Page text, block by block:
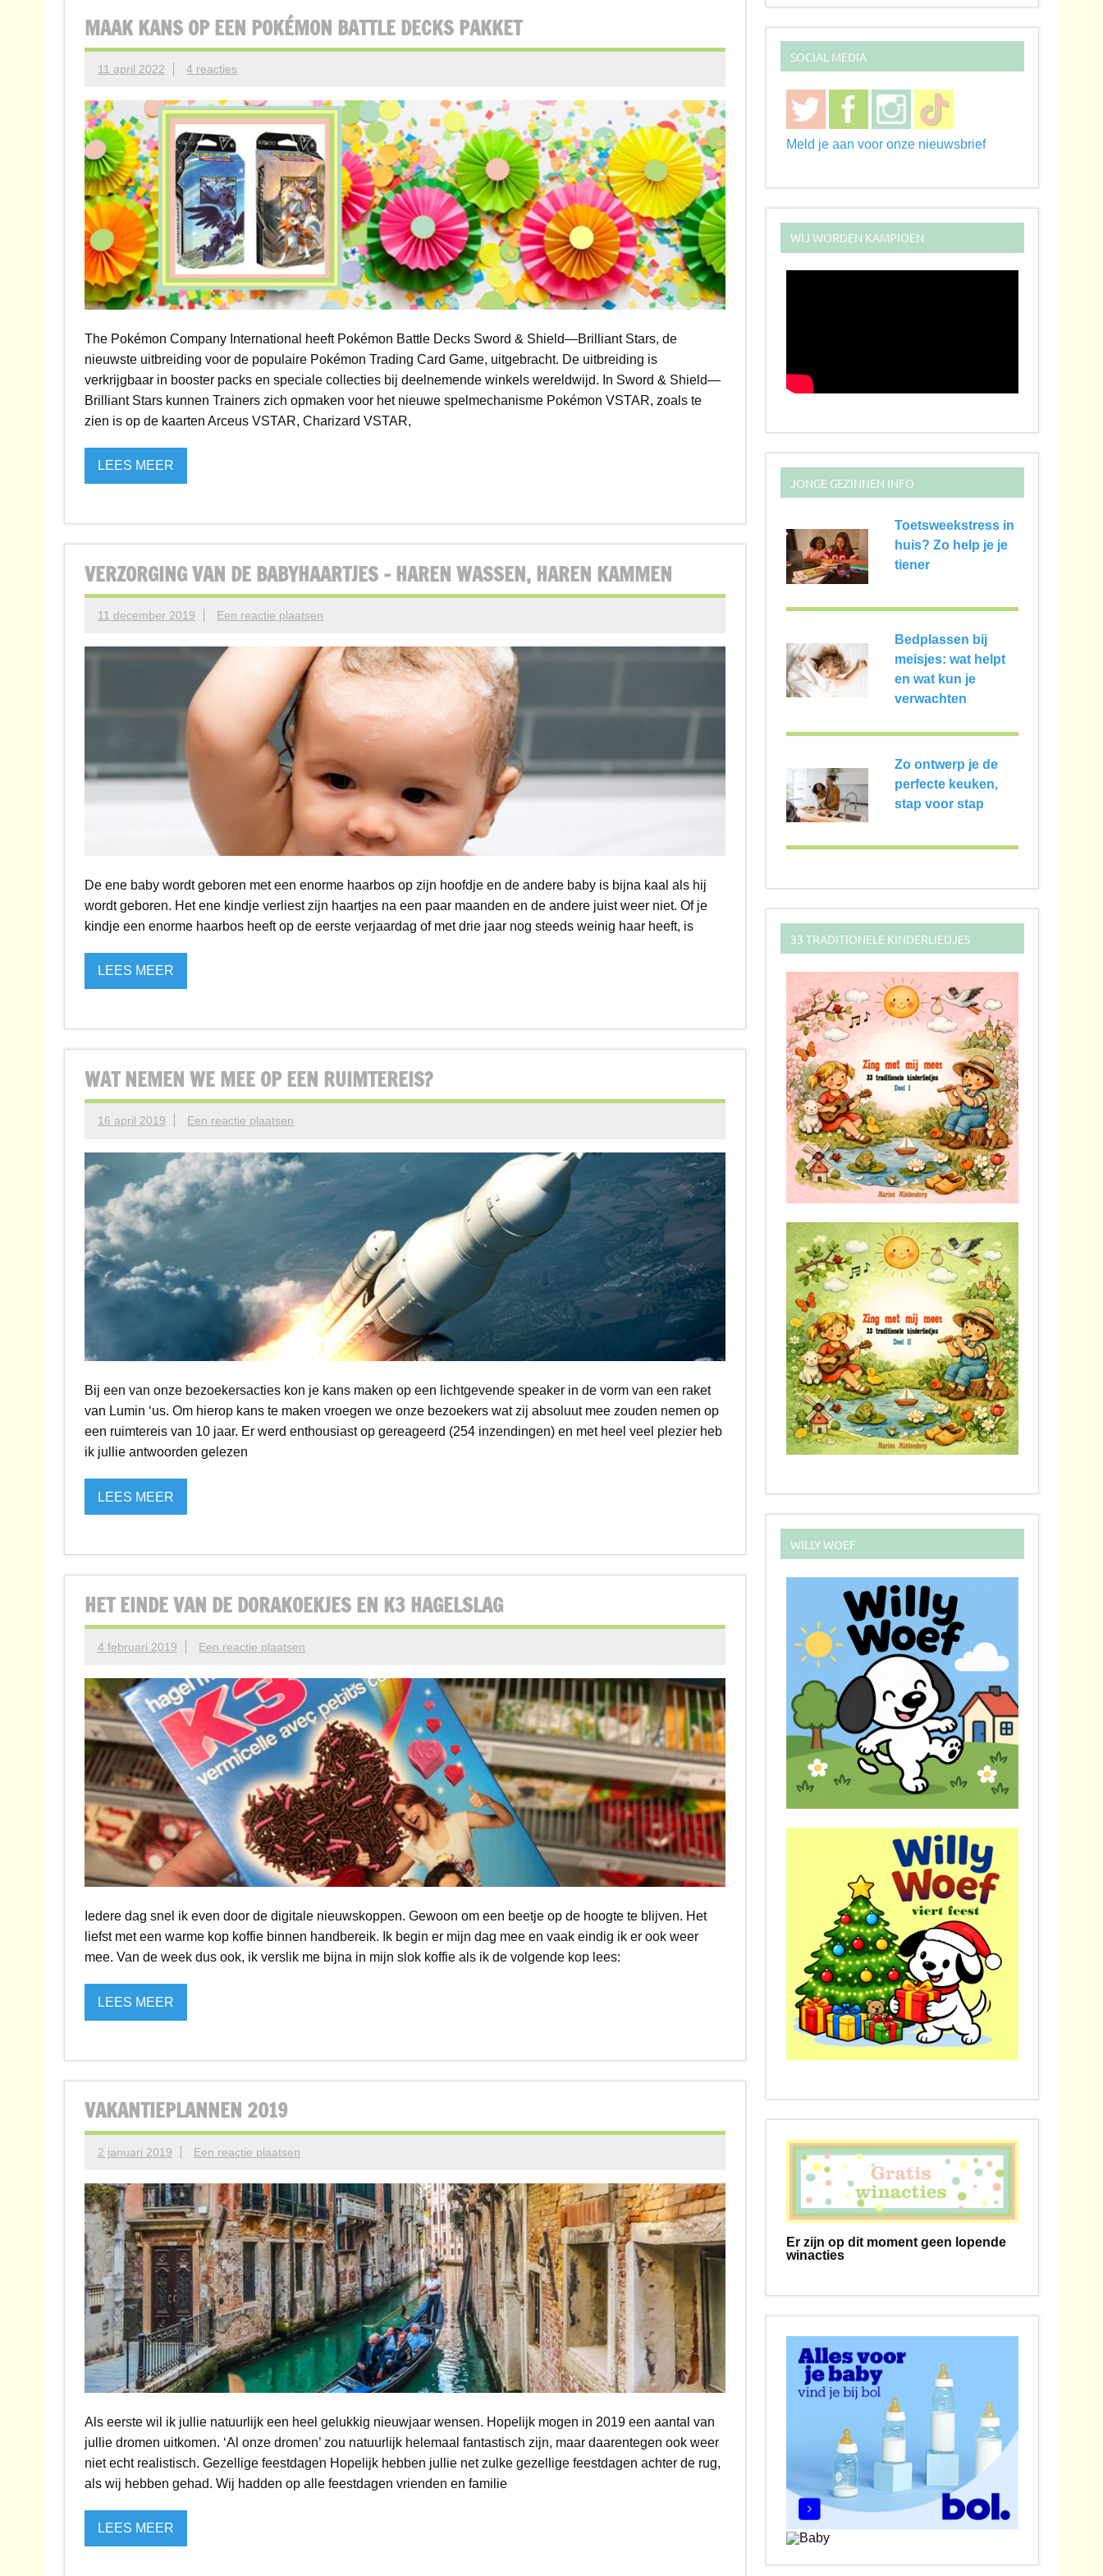
MAAK KANS OP EEN POKÉMON BATTLE DECKS PAKKET
11 april 2022 4 reacties
The Pokémon Company International heeft Pokémon Battle Decks Sword & Shield—Brilliant Stars, de
nieuwste uitbreiding voor de populaire Pokémon Trading Card Game, uitgebracht. De uitbreiding is
verkrijgbaar in booster packs en speciale collecties bij deelnemende winkels wereldwijd. In Sword & Shield—
Brilliant Stars kunnen Trainers zich opmaken voor het nieuwe spelmechanisme Pokémon VSTAR, zoals te
zien is op de kaarten Arceus VSTAR, Charizard VSTAR,
LEES MEER
VERZORGING VAN DE BABYHAARTJES – HAREN WASSEN, HAREN KAMMEN
11 december 2019 Een reactie plaatsen
De ene baby wordt geboren met een enorme haarbos op zijn hoofdje en de andere baby is bijna kaal als hij
wordt geboren. Het ene kindje verliest zijn haartjes na een paar maanden en de andere juist weer niet. Of je
kindje een enorme haarbos heeft op de eerste verjaardag of met drie jaar nog steeds weinig haar heeft, is
LEES MEER
WAT NEMEN WE MEE OP EEN RUIMTEREIS?
16 april 2019 Een reactie plaatsen
Bij een van onze bezoekersacties kon je kans maken op een lichtgevende speaker in de vorm van een raket
van Lumin ‘us. Om hierop kans te maken vroegen we onze bezoekers wat zij absoluut mee zouden nemen op
een ruimtereis van 10 jaar. Er werd enthousiast op gereageerd (254 inzendingen) en met heel veel plezier heb
ik jullie antwoorden gelezen
LEES MEER
HET EINDE VAN DE DORAKOEKJES EN K3 HAGELSLAG
4 februari 2019 Een reactie plaatsen
Iedere dag snel ik even door de digitale nieuwskoppen. Gewoon om een beetje op de hoogte te blijven. Het
liefst met een warme kop koffie binnen handbereik. Ik begin er mijn dag mee en vaak eindig ik er ook weer
mee. Van de week dus ook, ik verslik me bijna in mijn slok koffie als ik de volgende kop lees:
LEES MEER
VAKANTIEPLANNEN 2019
2 januari 2019 Een reactie plaatsen
Als eerste wil ik jullie natuurlijk een heel gelukkig nieuwjaar wensen. Hopelijk mogen in 2019 een aantal van
jullie dromen uitkomen. ‘Al onze dromen’ zou natuurlijk helemaal fantastisch zijn, maar daarentegen ook weer
niet echt realistisch. Gezellige feestdagen Hopelijk hebben jullie net zulke gezellige feestdagen achter de rug,
als wij hebben gehad. Wij hadden op alle feestdagen vrienden en familie
LEES MEER
SOCIAL MEDIA
Meld je aan voor onze nieuwsbrief
WIJ WORDEN KAMPIOEN
JONGE GEZINNEN INFO
Toetsweekstress in
huis? Zo help je je
tiener
Bedplassen bij
meisjes: wat helpt
en wat kun je
verwachten
Zo ontwerp je de
perfecte keuken,
stap voor stap
33 TRADITIONELE KINDERLIEDJES
WILLY WOEF
Er zijn op dit moment geen lopende
winacties